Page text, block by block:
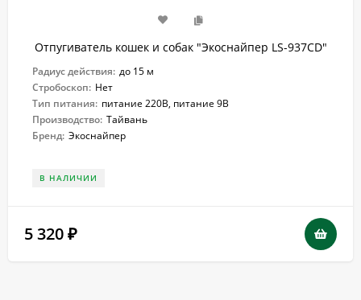
Отпугиватель кошек и собак "Экоснайпер LS-937CD"
Радиус действия: до 15 м
Стробоскоп: Нет
Тип питания: питание 220В, питание 9В
Производство: Тайвань
Бренд: Экоснайпер
В НАЛИЧИИ
5 320 ₽